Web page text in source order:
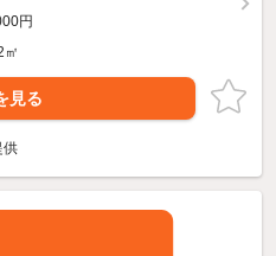
円
㎡
見る
供